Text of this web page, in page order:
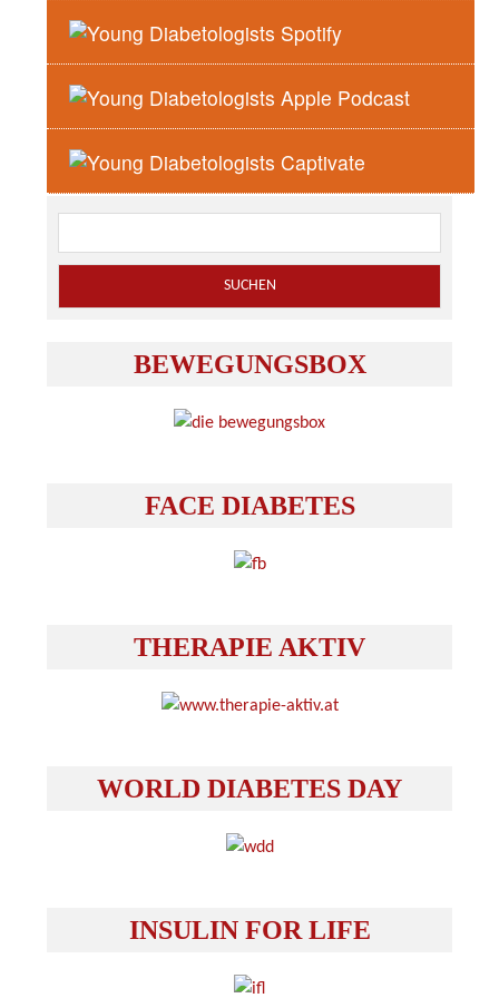
zurück zur Übersicht
ÖDG-SUCHE:
BEWEGUNGSBOX
FACE DIABETES
THERAPIE AKTIV
WORLD DIABETES DAY
INSULIN FOR LIFE